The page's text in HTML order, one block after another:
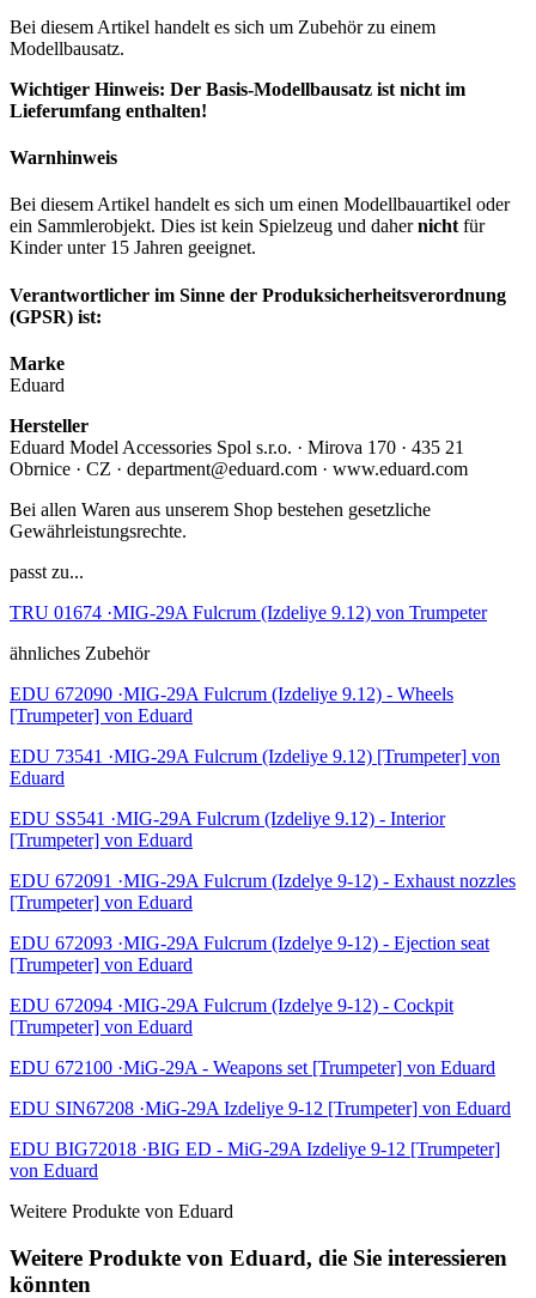
Bei diesem Artikel handelt es sich um Zubehör zu einem
Modellbausatz.
Wichtiger Hinweis: Der Basis-Modellbausatz ist nicht im
Lieferumfang enthalten!
Warnhinweis
Bei diesem Artikel handelt es sich um einen Modellbauartikel oder
ein Sammlerobjekt. Dies ist kein Spielzeug und dahernicht für
Kinder unter 15 Jahren geeignet.
Verantwortlicher im Sinne der Produksicherheitsverordnung
(GPSR) ist:
Marke
Eduard
Hersteller
Eduard Model Accessories Spol s.r.o. · Mirova 170 · 435 21
Obrnice · CZ · department@eduard.com · www.eduard.com
Bei allen Waren aus unserem Shop bestehen gesetzliche
Gewährleistungsrechte.
passt zu...
TRU 01674 ·MIG-29A Fulcrum (Izdeliye 9.12) von Trumpeter
ähnliches Zubehör
EDU 672090 ·MIG-29A Fulcrum (Izdeliye 9.12) - Wheels
[Trumpeter] von Eduard
EDU 73541 ·MIG-29A Fulcrum (Izdeliye 9.12) [Trumpeter] von
Eduard
EDU SS541 ·MIG-29A Fulcrum (Izdeliye 9.12) - Interior
[Trumpeter] von Eduard
EDU 672091 ·MIG-29A Fulcrum (Izdelye 9-12) - Exhaust nozzles
[Trumpeter] von Eduard
EDU 672093 ·MIG-29A Fulcrum (Izdelye 9-12) - Ejection seat
[Trumpeter] von Eduard
EDU 672094 ·MIG-29A Fulcrum (Izdelye 9-12) - Cockpit
[Trumpeter] von Eduard
EDU 672100 ·MiG-29A - Weapons set [Trumpeter] von Eduard
EDU SIN67208 ·MiG-29A Izdeliye 9-12 [Trumpeter] von Eduard
EDU BIG72018 ·BIG ED - MiG-29A Izdeliye 9-12 [Trumpeter]
von Eduard
Weitere Produkte von Eduard
Weitere Produkte von Eduard, die Sie interessieren
könnten